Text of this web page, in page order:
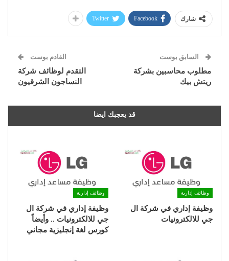
شارك Facebook
Twitter
السابق بوست
مطلوب محاسبين بشركة
ريتش بيك
القادم بوست
التقدم لوظائف شركة
النساجون الشرقيون
قد يعجبك ايضا
وظائف إدارية
وظيفة إداري في شركة ال
جي للالكترونيات
وظائف إدارية
وظيفة إداري في شركة ال
جي للالكترونيات .. وأيضاً
كورس لغة إنجليزية مجاني